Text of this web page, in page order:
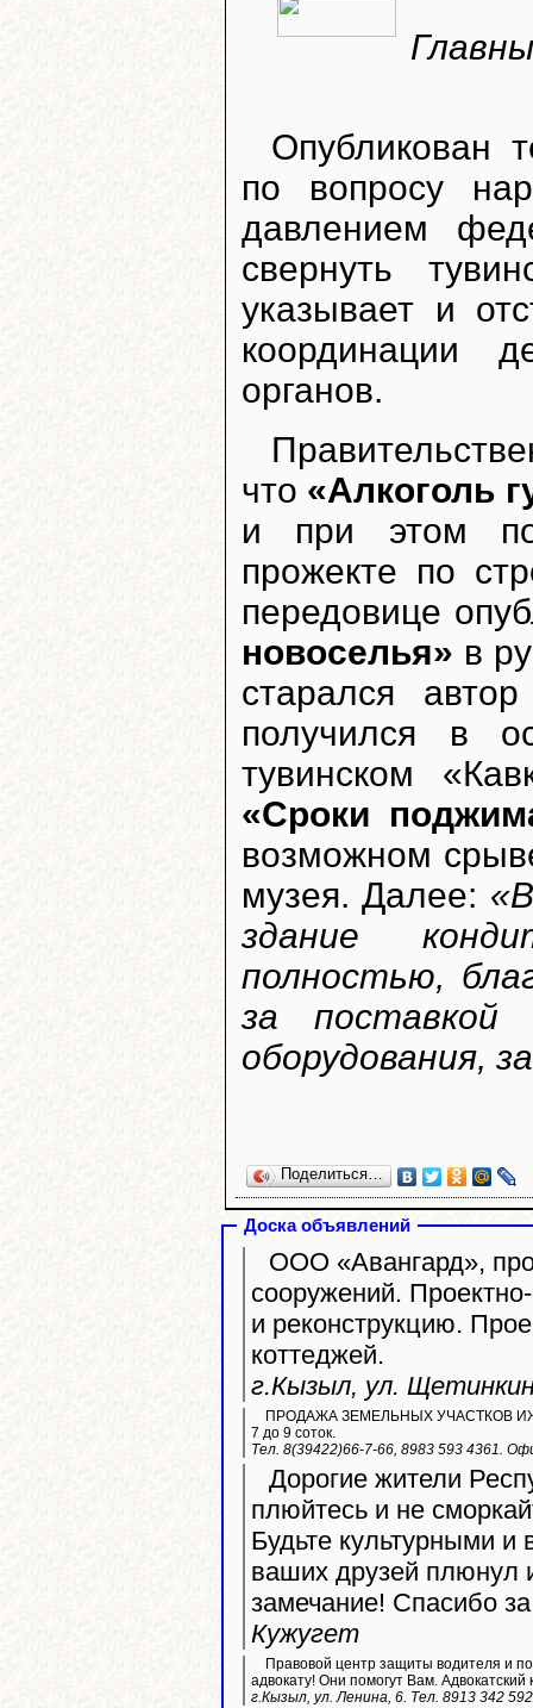
Опубликован
по вопросу
давлением
свернуть
указывает и
координации
органов.
что «Алкоголь
и при этом
прожекте по
передовице
новоселья» в
старался
получился в
тувинском
«Сроки
возможном
музея. Далее:
здание
полностью,
за поставкой
оборудования,
Поделиться…
Доска объявлений
ООО «Авангард»,
сооружений.
и реконструкцию.
коттеджей.
г.Кызыл, ул.
ПРОДАЖА ЗЕМЕЛЬНЫХ УЧАСТКОВ ИЖС.
7 до 9 соток.
Тел. 8(39422)66-7-66, 8983 593 4361.
Дорогие жители
плюйтесь и не
Будьте культурными и
ваших друзей плюнул
замечание! Спасибо
Кужугет
Правовой центр защиты водителя и
адвокату! Они помогут Вам. Адвокатский
г.Кызыл, ул. Ленина, 6. Тел. 8913 342